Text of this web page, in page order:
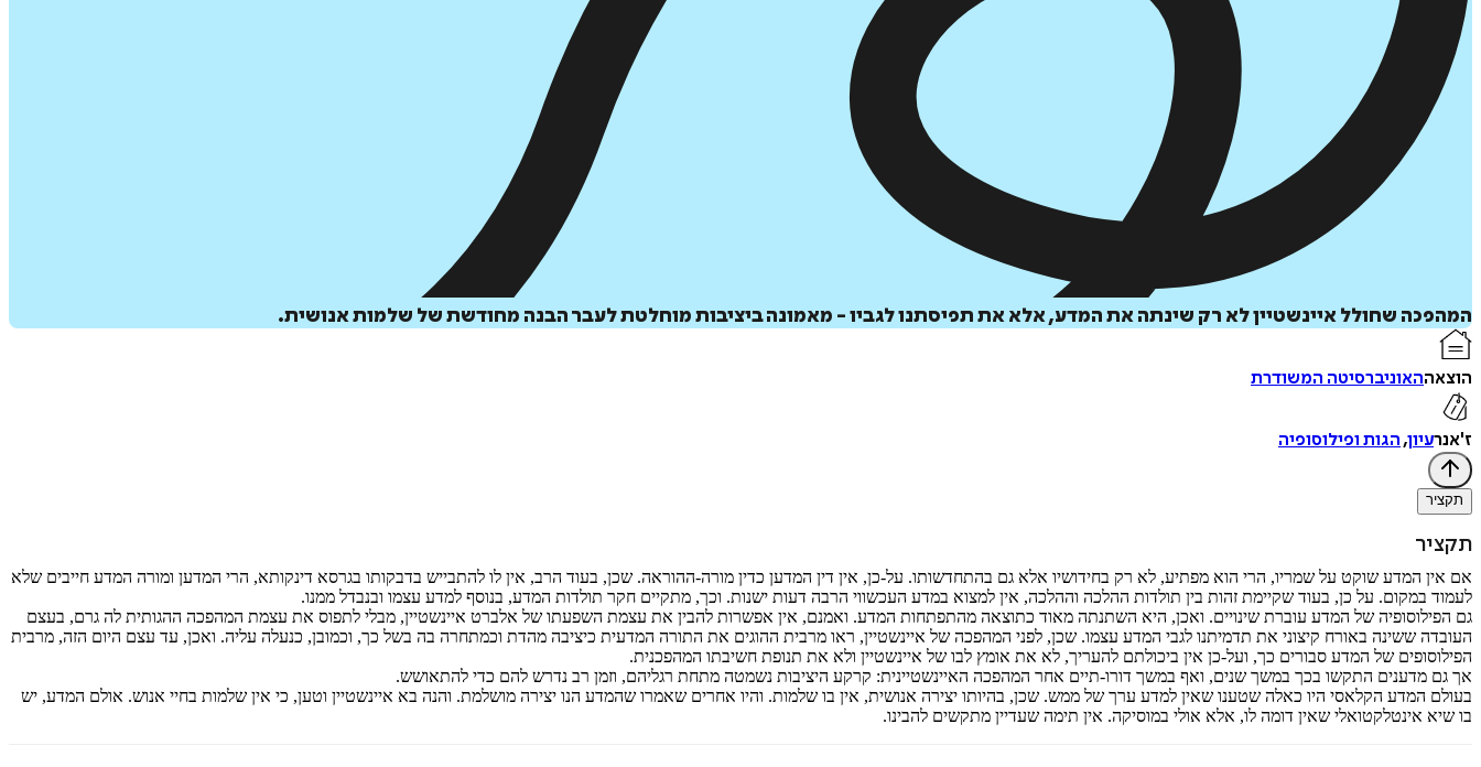
המהפכה שחולל איינשטיין לא רק שינתה את המדע, אלא את תפיסתנו לגביו - מאמונה ביציבות מוחלטת לעבר הבנה מחודשת של שלמות אנושית.
הוצאההאוניברסיטה המשודרת
ז'אנרעיון, הגות ופילוסופיה
תקציר
תקציר
אם אין המדע שוקט על שמריו, הרי הוא מפתיע, לא רק בחידושיו אלא גם בהתחדשותו. על-כן, אין דין המדען כדין מורה-ההוראה. שכן, בעוד הרב, אין לו להתבייש בדבקותו בגרסא דינקותא, הרי המדען ומורה המדע חייבים שלא
לעמוד במקום. על כן, בעוד שקיימת זהות בין תולדות ההלכה וההלכה, אין למצוא במדע העכשווי הרבה דעות ישנות. וכך, מתקיים חקר תולדות המדע, בנוסף למדע עצמו ובנבדל ממנו.
‏גם הפילוסופיה של המדע עוברת שינויים. ואכן, היא השתנתה מאוד כתוצאה מהתפתחות המדע. ואמנם, אין אפשרות להבין את עצמת השפעתו של אלברט איינשטיין, מבלי לתפוס את עצמת המהפכה ההגותית לה גרם, בעצם
העובדה ששינה באורח קיצוני את תדמיתנו לגבי המדע עצמו. שכן, לפני המהפכה של איינשטיין, ראו מרבית ההוגים את התורה המדעית כיציבה מהדת וכמתחרה בה בשל כך, וכמובן, כנעלה עליה. ואכן, עד עצם היום הזה, מרבית
הפילוסופים של המדע סבורים כך, ועל-כן אין ביכולתם להעריך, לא את אומץ לבו של איינשטיין ולא את תנופת חשיבתו המהפכנית. ‏
אך גם מדענים התקשו בכך במשך שנים, ואף במשך דורו-תיים אחר המהפכה האיינשטיינית: קרקע היציבות נשמטה מתחת רגליהם, וזמן רב נדרש להם כדי להתאושש.
בעולם המדע הקלאסי היו כאלה שטענו שאין למדע ערך של ממש. שכן, בהיותו יצירה אנושית, אין בו שלמות. והיו אחרים שאמרו שהמדע הנו יצירה מושלמת. והנה בא איינשטיין וטען, כי אין שלמות בחיי אנוש. אולם המדע, יש
בו שיא אינטלקטואלי שאין דומה לו, אלא אולי במוסיקה. אין תימה שעדיין מתקשים להבינו.